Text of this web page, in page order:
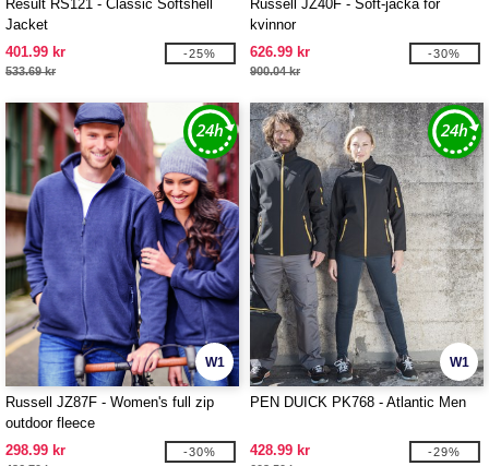
Result RS121 - Classic Softshell
Jacket
401.99 kr
533.69 kr
-25%
Russell JZ40F - Soft-jacka för
kvinnor
626.99 kr
900.04 kr
-30%
W1
Russell JZ87F - Women's full zip
outdoor fleece
298.99 kr
-30%
W1
PEN DUICK PK768 - Atlantic Men
428.99 kr -29%